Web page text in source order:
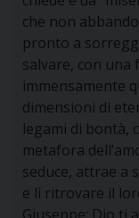
che non
pronto a
salvare, con una
immensamente
dimensioni di
legami di bontà,
metafora
seduce, attrae a
e lì ritrovare il